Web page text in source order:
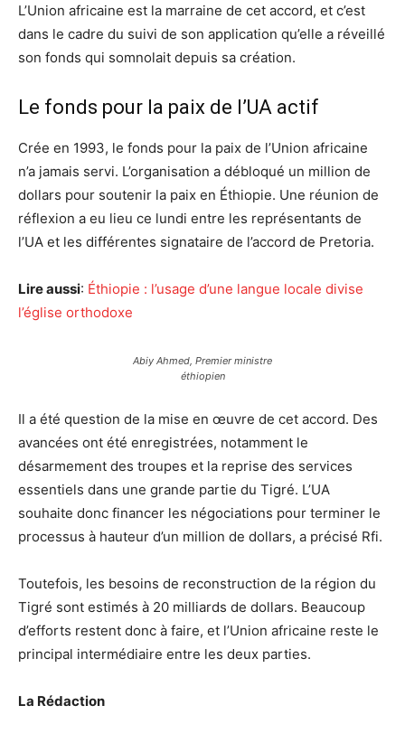
L’Union africaine est la marraine de cet accord, et c’est
dans le cadre du suivi de son application qu’elle a réveillé
son fonds qui somnolait depuis sa création.
Le fonds pour la paix de l’UA actif
Crée en 1993, le fonds pour la paix de l’Union africaine
n’a jamais servi. L’organisation a débloqué un million de
dollars pour soutenir la paix en Éthiopie. Une réunion de
réflexion a eu lieu ce lundi entre les représentants de
l’UA et les différentes signataire de l’accord de Pretoria.
Lire aussi: Éthiopie : l’usage d’une langue locale divise
l’église orthodoxe
Abiy Ahmed, Premier ministre
éthiopien
Il a été question de la mise en œuvre de cet accord. Des
avancées ont été enregistrées, notamment le
désarmement des troupes et la reprise des services
essentiels dans une grande partie du Tigré. L’UA
souhaite donc financer les négociations pour terminer le
processus à hauteur d’un million de dollars, a précisé Rfi.
Toutefois, les besoins de reconstruction de la région du
Tigré sont estimés à 20 milliards de dollars. Beaucoup
d’efforts restent donc à faire, et l’Union africaine reste le
principal intermédiaire entre les deux parties.
La Rédaction